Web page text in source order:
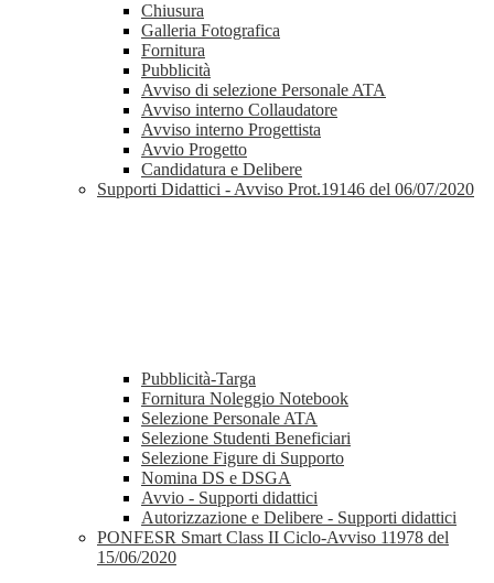
Chiusura
Galleria Fotografica
Fornitura
Pubblicità
Avviso di selezione Personale ATA
Avviso interno Collaudatore
Avviso interno Progettista
Avvio Progetto
Candidatura e Delibere
Supporti Didattici - Avviso Prot.19146 del 06/07/2020
Pubblicità-Targa
Fornitura Noleggio Notebook
Selezione Personale ATA
Selezione Studenti Beneficiari
Selezione Figure di Supporto
Nomina DS e DSGA
Avvio - Supporti didattici
Autorizzazione e Delibere - Supporti didattici
PONFESR Smart Class II Ciclo-Avviso 11978 del
15/06/2020